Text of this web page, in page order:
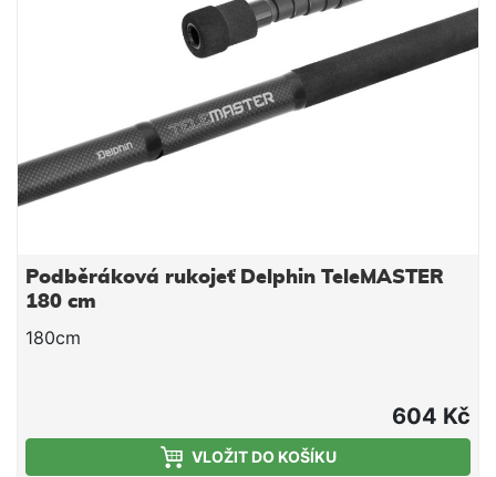
Podběráková rukojeť Delphin TeleMASTER
180 cm
180cm
604 Kč
VLOŽIT DO KOŠÍKU